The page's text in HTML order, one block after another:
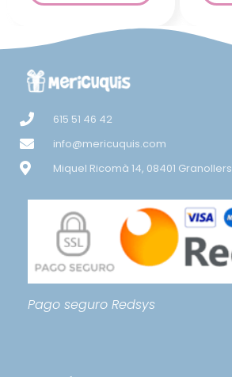
615 51 46 42
info@mericuquis.com
Miquel Ricomà 14, 08401 Granollers
Pago seguro Redsys